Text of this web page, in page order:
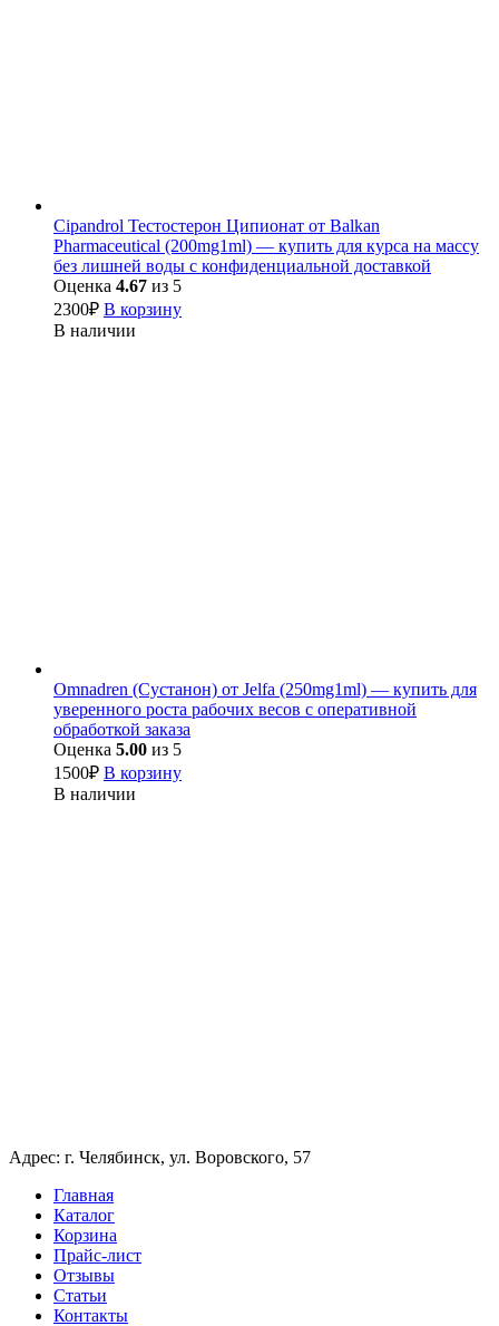
Cipandrol Тестостерон Ципионат от Balkan
Pharmaceutical (200mg1ml) — купить для курса на массу
без лишней воды с конфиденциальной доставкой
Оценка 4.67 из 5
2300₽ В корзину
В наличии
Omnadren (Сустанон) от Jelfa (250mg1ml) — купить для
уверенного роста рабочих весов с оперативной
обработкой заказа
Оценка 5.00 из 5
1500₽ В корзину
В наличии
Адрес: г. Челябинск, ул. Воровского, 57
Главная
Каталог
Корзина
Прайс-лист
Отзывы
Статьи
Контакты